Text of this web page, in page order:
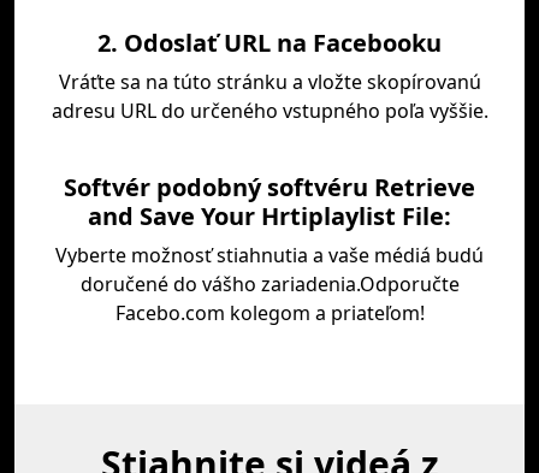
2. Odoslať URL na Facebooku
Vráťte sa na túto stránku a vložte skopírovanú
adresu URL do určeného vstupného poľa vyššie.
Softvér podobný softvéru Retrieve
and Save Your Hrtiplaylist File:
Vyberte možnosť stiahnutia a vaše médiá budú
doručené do vášho zariadenia.Odporučte
Facebo.com kolegom a priateľom!